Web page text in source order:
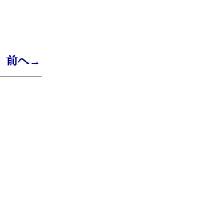
前へ→